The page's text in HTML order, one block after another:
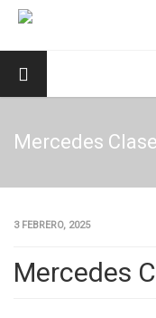
Mercedes
3 FEBRERO, 2025
Mercedes